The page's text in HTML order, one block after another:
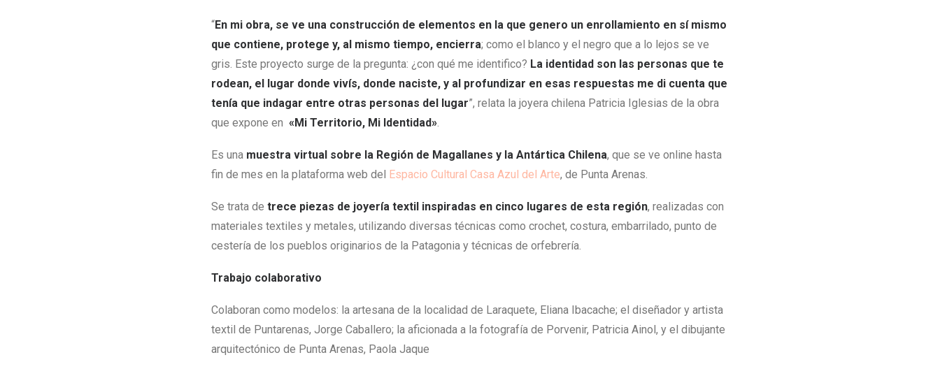
“En mi obra, se ve una construcción de elementos en la que genero un enrollamiento en sí mismo
que contiene, protege y, al mismo tiempo, encierra; como el blanco y el negro que a lo lejos se ve
gris. Este proyecto surge de la pregunta: ¿con qué me identifico? La identidad son las personas que te
rodean, el lugar donde vivís, donde naciste, y al profundizar en esas respuestas me di cuenta que
tenía que indagar entre otras personas del lugar”, relata la joyera chilena Patricia Iglesias de la obra
que expone en «Mi Territorio, Mi Identidad».
Es una muestra virtual sobre la Región de Magallanes y la Antártica Chilena, que se ve online hasta
fin de mes en la plataforma web del Espacio Cultural Casa Azul del Arte, de Punta Arenas.
Se trata de trece piezas de joyería textil inspiradas en cinco lugares de esta región, realizadas con
materiales textiles y metales, utilizando diversas técnicas como crochet, costura, embarrilado, punto de
cestería de los pueblos originarios de la Patagonia y técnicas de orfebrería.
Trabajo colaborativo
Colaboran como modelos: la artesana de la localidad de Laraquete, Eliana Ibacache; el diseñador y artista
textil de Puntarenas, Jorge Caballero; la aficionada a la fotografía de Porvenir, Patricia Ainol, y el dibujante
arquitectónico de Punta Arenas, Paola Jaque